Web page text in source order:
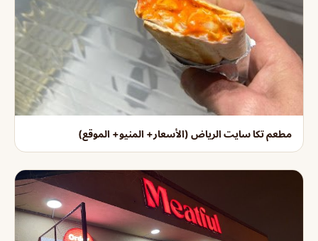
مطعم تكا سايت الرياض (الأسعار+ المنيو+ الموقع)